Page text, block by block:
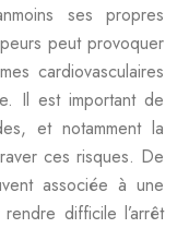
ses propres
peut provoquer
cardiovasculaires
Il est important de
et notamment la
ces risques. De
associée à une
difficile l’arrêt